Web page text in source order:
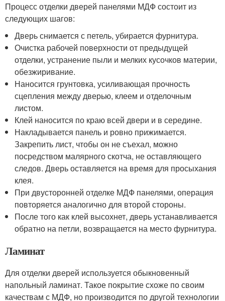
Процесс отделки дверей панелями МДФ состоит из
следующих шагов:
Дверь снимается с петель, убирается фурнитура.
Очистка рабочей поверхности от предыдущей
отделки, устранение пыли и мелких кусочков материи,
обезжиривание.
Наносится грунтовка, усиливающая прочность
сцепления между дверью, клеем и отделочным
листом.
Клей наносится по краю всей двери и в середине.
Накладывается панель и ровно прижимается.
Закрепить лист, чтобы он не съехал, можно
посредством малярного скотча, не оставляющего
следов. Дверь оставляется на время для просыхания
клея.
При двусторонней отделке МДФ панелями, операция
повторяется аналогично для второй стороны.
После того как клей высохнет, дверь устанавливается
обратно на петли, возвращается на место фурнитура.
Ламинат
Для отделки дверей используется обыкновенный
напольный ламинат. Такое покрытие схоже по своим
качествам с МДФ, но производится по другой технологии